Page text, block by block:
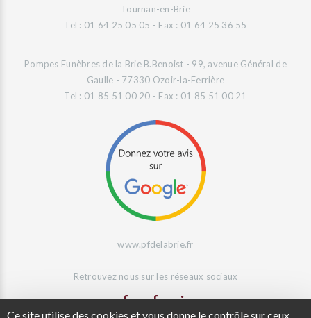
Ce site utilise des cookies et vous donne le contrôle sur ceux
Tournan-en-Brie
Tel : 01 64 25 05 05 - Fax : 01 64 25 36 55
Pompes Funèbres de la Brie B.Benoist - 99, avenue Général de
Gaulle - 77330 Ozoir-la-Ferrière
Tel : 01 85 51 00 20 - Fax : 01 85 51 00 21
www.pfdelabrie.fr
Retrouvez nous sur les réseaux sociaux